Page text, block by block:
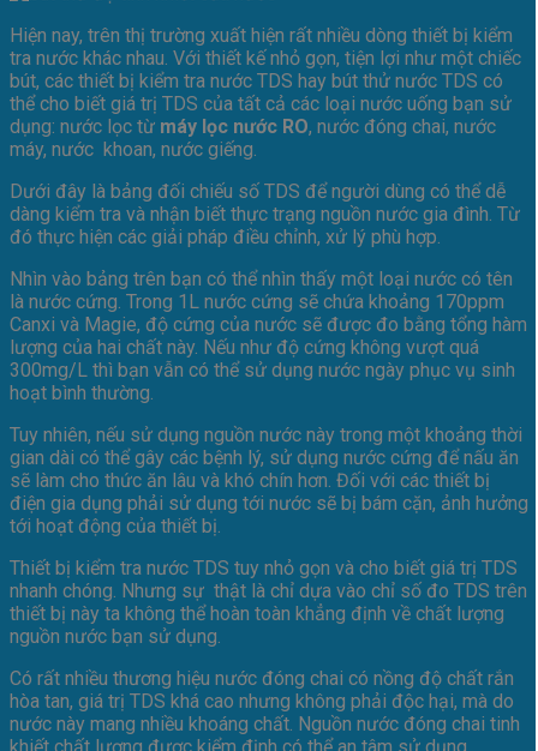
Hiện nay, trên thị trường xuất hiện rất nhiều dòng thiết bị kiểm
tra nước khác nhau. Với thiết kế nhỏ gọn, tiện lợi như một chiếc
bút, các thiết bị kiểm tra nước TDS hay bút thử nước TDS có
thể cho biết giá trị TDS của tất cả các loại nước uống bạn sử
dụng: nước lọc từ máy lọc nước RO, nước đóng chai, nước
máy, nước khoan, nước giếng.
Dưới đây là bảng đối chiếu số TDS để người dùng có thể dễ
dàng kiểm tra và nhận biết thực trạng nguồn nước gia đình. Từ
đó thực hiện các giải pháp điều chỉnh, xử lý phù hợp.
Nhìn vào bảng trên bạn có thể nhìn thấy một loại nước có tên
là nước cứng. Trong 1L nước cứng sẽ chứa khoảng 170ppm
Canxi và Magie, độ cứng của nước sẽ được đo bằng tổng hàm
lượng của hai chất này. Nếu như độ cứng không vượt quá
300mg/L thì bạn vẫn có thể sử dụng nước ngày phục vụ sinh
hoạt bình thường.
Tuy nhiên, nếu sử dụng nguồn nước này trong một khoảng thời
gian dài có thể gây các bệnh lý, sử dụng nước cứng để nấu ăn
sẽ làm cho thức ăn lâu và khó chín hơn. Đối với các thiết bị
điện gia dụng phải sử dụng tới nước sẽ bị bám cặn, ảnh hưởng
tới hoạt động của thiết bị.
Thiết bị kiểm tra nước TDS tuy nhỏ gọn và cho biết giá trị TDS
nhanh chóng. Nhưng sự thật là chỉ dựa vào chỉ số đo TDS trên
thiết bị này ta không thể hoàn toàn khẳng định về chất lượng
nguồn nước bạn sử dụng.
Có rất nhiều thương hiệu nước đóng chai có nồng độ chất rắn
hòa tan, giá trị TDS khá cao nhưng không phải độc hại, mà do
nước này mang nhiều khoáng chất. Nguồn nước đóng chai tinh